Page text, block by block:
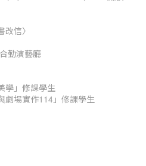
信〉
勤演藝廳
學」修課學生
劇場實作114」修課學生